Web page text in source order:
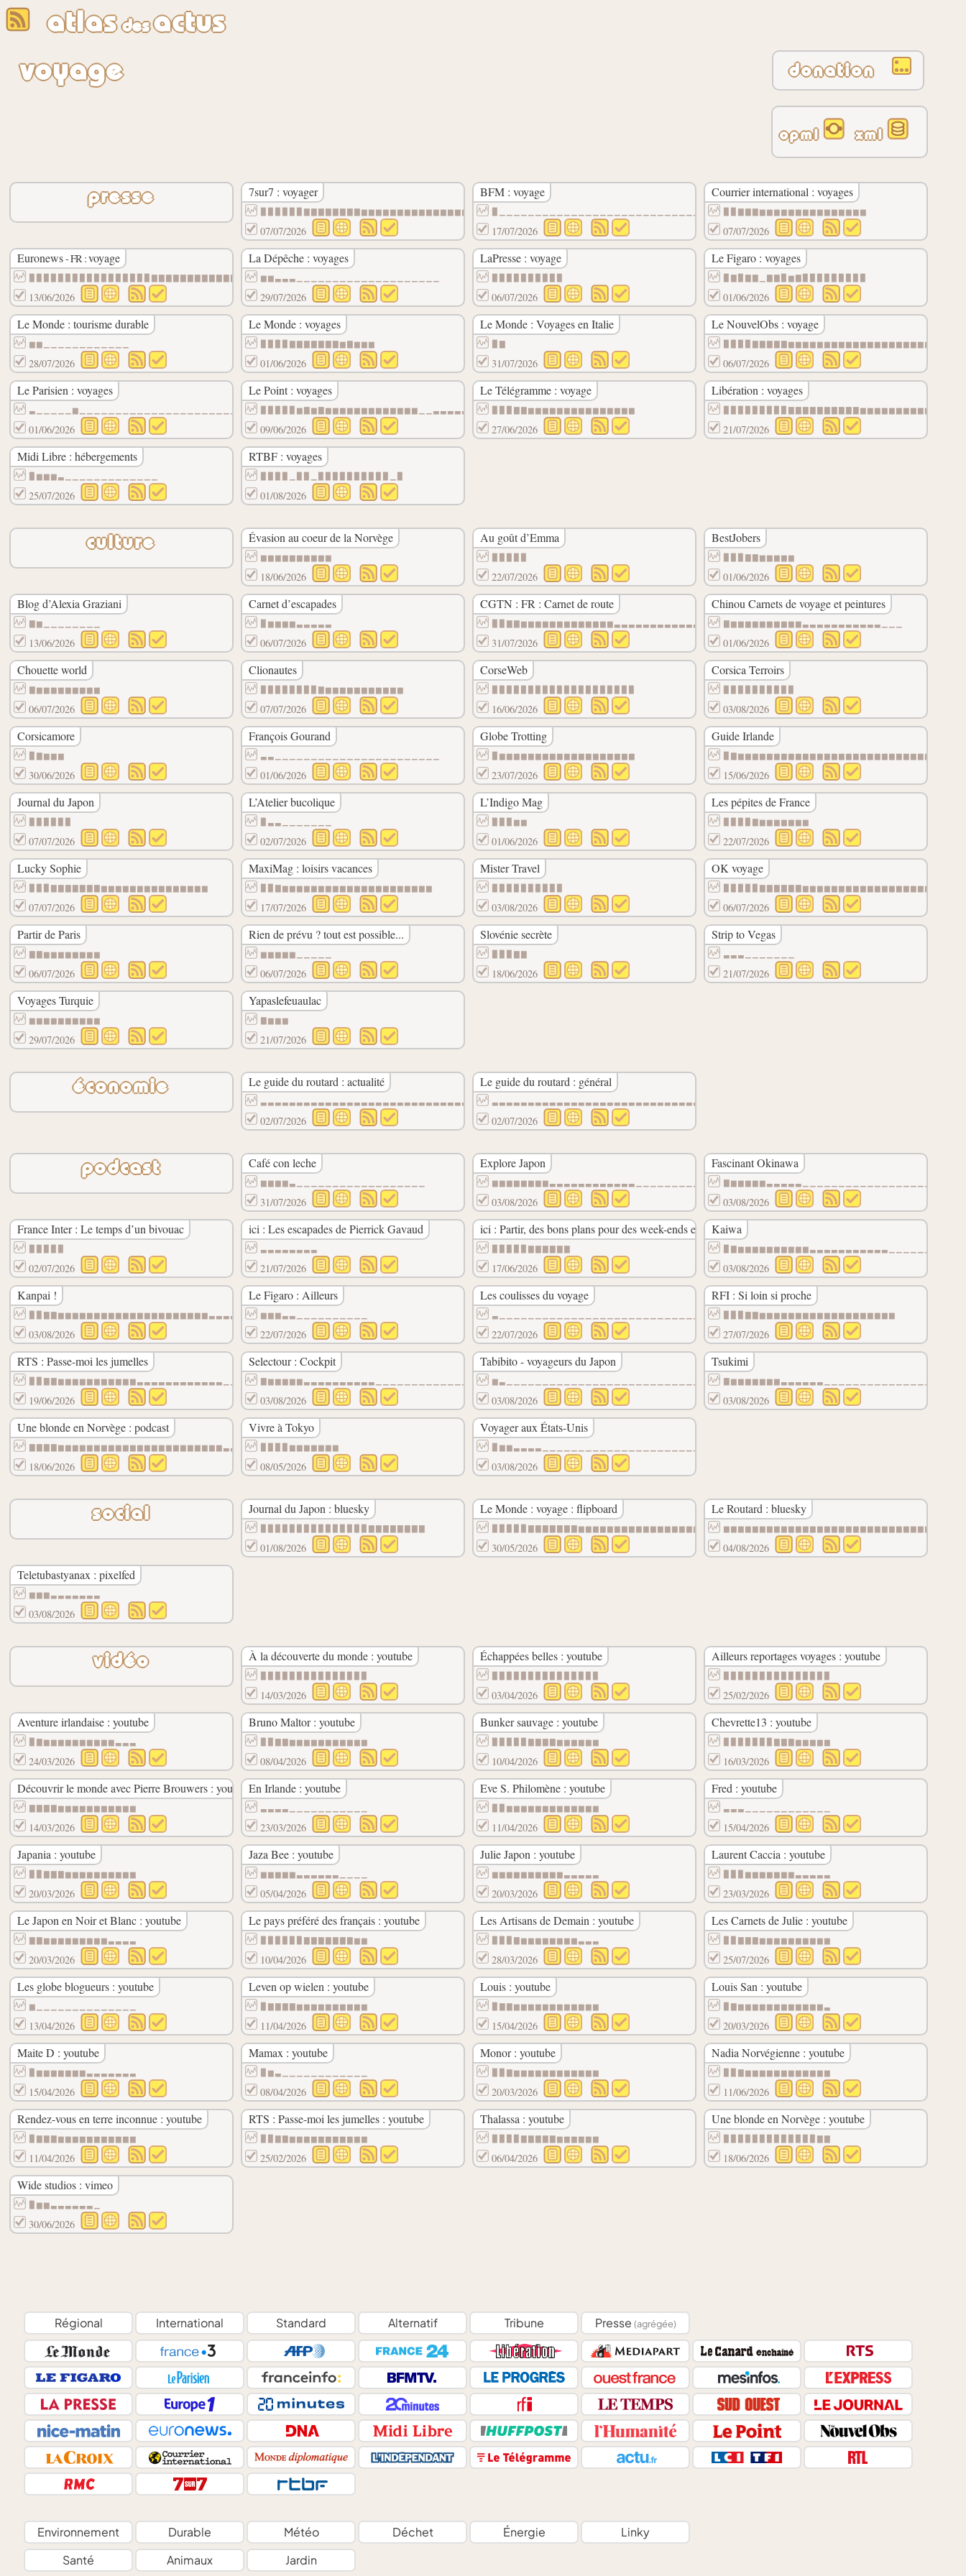
atlasdesactus
voyage
donation
opml xml
presse 7sur7 : voyager
▉▉▉▉▉▉▇▇▇▇▇▇▇▇▆▆▆▆▆▆▆▆▆▆▆▆▆▆▆▆
07/07/2026
BFM : voyage
17/07/2026
Courrier international : voyages
▉▉▇▇▇▆▆▆▆▆▆▆▆▆▆▆▆▆▆▆
07/07/2026
Euronews- FR :voyage
▉▉▉▉▉▉▉▉▉▉▉▉▉▉▉▉▉▇▇▇▇▇▇▇▇▇▇▇▇▇▇▇▇▇▇▇▇▇▇▇▇▆▆▆▆▆▆▆▆▆
13/06/2026
La Dépêche : voyages
▆▆▃▃▃▁▁▁▁▁▁▁▁▁▁▁▁▁▁▁▁▁▁▁▁
29/07/2026
LaPresse : voyage
06/07/2026
Le Figaro : voyages
▉▇▉▇▇▁▇▇▉▆▇▉▉▉▉▉▉▉▉▉
01/06/2026
Le Monde : tourisme durable
▆▆▁▁▁▁▁▁▁▁▁▁▁▁
28/07/2026
Le Monde : voyages
▉▉▉▉▇▇▇▇▇▇▇▆▇▆▆▆
01/06/2026
Le Monde : Voyages en Italie
▉▇
31/07/2026
Le NouvelObs : voyage
06/07/2026
Le Parisien : voyages
▃▁▁▁▁▁▆▁▁▁▁▁▁▁▁▁▁▁▁▁▁▁▁▁▁▁▁▁▁▁
01/06/2026
Le Point : voyages
▉▉▉▉▉▆▇▆▇▆▆▆▆▆▆▆▆▆▆▆▆▆▁▁▃▃▃▃▃▁▆▆▆▆▆▆▆▆▆▆▃▃▃▃▃▃▃▃▃▃▃▃▃▃▃▃▃▃▃▃▃▃▃▃▃▃▃▁▁▁▁▁▁▁▁▁▁▁▁▁▁▁▁▁▁▁▁▁▁▁▁▁▁▁▁▁▁▁
09/06/2026
Le Télégramme : voyage
▉▉▉▇▇▆▆▆▆▆▆▆▆▆▆▆▆▆▆▆
27/06/2026
Libération : voyages
21/07/2026
Midi Libre : hébergements
▉▆▆▆▃▁▁▁▁▁▁▁▁▁▁▁▁▁
25/07/2026
RTBF : voyages
01/08/2026
culture Évasion au coeur de la Norvège
▆▆▆▆▆▆▆▆▆▆
18/06/2026
Au goût d’Emma
22/07/2026
BestJobers
▉▉▉▇▇▆▆▆▆▆
01/06/2026
Blog d’Alexia Graziani
▇▆▁▁▁▁▁▁▁▁
13/06/2026
Carnet d’escapades
▉▆▆▆▆▃▃▃▃▃
06/07/2026
CGTN : FR : Carnet de route
31/07/2026
Chinou Carnets de voyage et peintures
▇▆▆▆▆▆▆▆▆▆▆▃▃▃▃▃▃▃▃▃▃▃▁▁▁
01/06/2026
Chouette world
▇▆▆▆▆▆▆▆▆▆
06/07/2026
Clionautes
▉▉▉▉▉▉▉▉▇▆▆▆▆▆▆▆▆▆▆▆
07/07/2026
CorseWeb
16/06/2026
Corsica Terroirs
03/08/2026
Corsicamore
▉▇▆▆▆
30/06/2026
François Gourand
▃▃▁▁▁▁▁▁▁▁▁▁▁▁▁▁▁▁▁▁▁▁▁▁▁
01/06/2026
Globe Trotting
▉▆▆▆▆▆▆▆▆▆▆▆▆▆▆▆▆▆▆▆
23/07/2026
Guide Irlande
▉▇▆▆▆▆▆▆▆▆▆▆▆▆▆▆▆▆▆▆▆▆▆▆▆▆▆▆▆▆
15/06/2026
Journal du Japon
07/07/2026
L’Atelier bucolique
▉▃▃▁▁▁▁▁▁▁
02/07/2026
L’Indigo Mag
▉▉▉▆▆
01/06/2026
Les pépites de France
▉▉▉▉▇▆▆▆▆▆▆▆
22/07/2026
Lucky Sophie
▉▉▉▇▇▇▇▇▇▇▆▆▆▆▆▆▆▆▆▆▆▆▆▆▆
07/07/2026
MaxiMag : loisirs vacances
▉▉▇▆▆▆▆▆▆▆▆▆▆▆▆▆▆▆▆▆▆▆▆▆
17/07/2026
Mister Travel
03/08/2026
OK voyage
▉▉▉▉▉▇▇▇▇▇▇▆▆▆▆▆▆▆▆▆▆▆▆▆▆▆▆▆▆▆
06/07/2026
Partir de Paris
▇▇▆▆▆▆▆▆▆▆
06/07/2026
Rien de prévu ? tout est possible...
▆▆▆▆▆▁▁▁▁▁
06/07/2026
Slovénie secrète
▉▉▉▇▇
18/06/2026
Strip to Vegas
▃▃▃▁▁▁▁▁▁▁
21/07/2026
Voyages Turquie
▆▆▆▆▆▆▆▆▆▆
29/07/2026
Yapaslefeuaulac
▇▆▆▆
21/07/2026
économie Le guide du routard : actualité
▃▃▃▃▃▃▃▃▃▃▃▃▃▃▃▃▃▃▃▃▃▃▃▃▃▃▃▃▃▃▃▃▃▃▃▃▃▃▃▃▃▃▃▃▃▃▃▃▃▃
02/07/2026
Le guide du routard : général
02/07/2026
podcast Café con leche
▆▆▆▆▃▁▁▁▁▁▁▁▁▁▁▁▁▁▁▁▁▁▁
31/07/2026
Explore Japon
03/08/2026
Fascinant Okinawa
▇▆▆▆▆▆▃▃▃▃▃▁▁▁▁▁▁▁▁▁▁▁▁▁▁▁▁▁▁▁▁
03/08/2026
France Inter : Le temps d’un bivouac
02/07/2026
ici : Les escapades de Pierrick Gavaud
▃▃▃▃▃▃▃▃
21/07/2026
ici : Partir, des bons plans pour des week-ends en France
▉▉▉▉▉▇▇▇▇▇▇
17/06/2026
Kaiwa
03/08/2026
Kanpai !
▉▉▇▇▆▆▆▆▆▆▆▆▆▆▆▆▆▆▆▆▆▆▆▆▆▃▃▃▃▃▃▃▃▃▃▃▃▃▃▃▃▃▃▃▃▃▃▁▁▁▁▁▁▁▁▁▁▁▁▁▁▁▁▁▁▁▁▁▁▁▁▁▁▁▁▁▁▁▁▁▁▁▁▁▁▁▁▁▁▁▁▁▁▁▁▁▁▁▁▁▁
03/08/2026
Le Figaro : Ailleurs
▆▆▆▃▃▁▁▁▁▁▁▁▁▁▁
22/07/2026
Les coulisses du voyage
22/07/2026
RFI : Si loin si proche
▉▉▉▇▇▆▆▆▆▆▆▆▆▆▆▆▆▆▆▆▆▆▆▆
27/07/2026
RTS : Passe-moi les jumelles
▉▉▇▇▆▆▆▆▆▆▆▆▆▆▆▃▃▃▃▃▃▃▃▃▃▃▃▁▁▁▁▁▁▁▁▁▁▁▁▁▁▁▁▁▁▁▁▁▁▁▁▁▁▁▁▁▁▁▁▁▁▁▁▁▁▁▁▁▁▁
19/06/2026
Selectour : Cockpit
▇▆▆▆▆▆▃▃▃▃▃▃▃▃▃▃▁▁▁▁▁▁▁▁▁▁▁▁▁▁▁▁▁▁▁▁▁▁▁▁▁▁▁▁▁▁▁▁▁▁▁▁▁▁▁▁▁▁▁▁▁▁▁▁▁▁▁▁▁▁▁
03/08/2026
Tabibito - voyageurs du Japon
▆▃▁▁▁▁▁▁▁▁▁▁▁▁▁▁▁▁▁▁▁▁▁▁▁▁▁▁▁▁▁▁▁▁▁▁▁▁▁▁▁▁▁▁▁▁▁▁▁▁
03/08/2026
Tsukimi
03/08/2026
Une blonde en Norvège : podcast
▇▇▇▇▆▆▆▆▆▆▆▆▆▆▆▆▆▆▆▆▆▆▆▆▆▆▆▃▃▃▃▃▃▃▃▃▃▃▃▃▃▃▃▃▃▃▃▃▃▃▃▃▃▃▃▃▃▃▃▃▃▃▃▃▃▁▁▁▁▁▁▁▁▁▁▁▁▁▁▁▁▁▁▁▁▁▁▁▁▁▁▁▁▁▁▁▁▁▁▁▁
18/06/2026
Vivre à Tokyo
▉▉▉▉▆▆▆▆▆▆▆
08/05/2026
Voyager aux États-Unis
▉▆▆▃▃▃▃▁▁▁▁▁▁▁▁▁▁▁▁▁▁▁▁▁▁▁▁▁▁▁▁▁▁▁▁▁▁▁▁▁▁
03/08/2026
social Journal du Japon : bluesky
▉▉▉▉▉▉▉▉▉▉▉▉▉▉▉▇▇▇▇▇▇▇▇
01/08/2026
Le Monde : voyage : flipboard
▉▉▉▉▉▇▇▇▇▇▇▇▆▆▆▆▆▆▆▆▆▆▆▆▆▆▆▆▆
30/05/2026
Le Routard : bluesky
▆▆▆▆▆▆▆▆▆▆▆▆▆▆▆▆▆▆▆▆▆▆▆▆▆▆▆▆▆▆
04/08/2026
Teletubastyanax : pixelfed
▆▆▆▃▃▃▃▃▃▃
03/08/2026
vidéo À la découverte du monde : youtube
14/03/2026
Échappées belles : youtube
03/04/2026
Ailleurs reportages voyages : youtube
25/02/2026
Aventure irlandaise : youtube
▉▇▆▆▆▆▆▆▆▆▆▆▃▃▃
24/03/2026
Bruno Maltor : youtube
▉▉▇▇▆▆▆▆▆▆▆▆▆▆▆
08/04/2026
Bunker sauvage : youtube
▉▉▉▉▉▇▇▇▇▆▆▆▆▆▆
10/04/2026
Chevrette13 : youtube
▉▉▉▉▉▉▉▇▇▇▆▆▆▆▆
16/03/2026
Découvrir le monde avec Pierre Brouwers : youtube
▇▇▇▇▆▆▆▆▆▆▆▆▆▆▆
14/03/2026
En Irlande : youtube
▃▃▃▃▁▁▁▁▁▁▁▁▁▁▁
23/03/2026
Eve S. Philomène : youtube
▉▉▆▆▆▆▆▆▆▆▆▆▆▆▆
11/04/2026
Fred : youtube
▃▃▃▁▁▁▁▁▁▁▁▁▁▁▁
15/04/2026
Japania : youtube
▉▉▇▇▇▆▆▆▆▆▆▆▆▆▆
20/03/2026
Jaza Bee : youtube
▆▆▆▆▆▃▃▃▃▃▃▁▁▁▁
05/04/2026
Julie Japon : youtube
▆▆▆▆▆▆▆▆▆▆▃▃▃▃▃
20/03/2026
Laurent Caccia : youtube
▉▉▉▆▆▆▆▆▆▆▃▃▃▃▃
23/03/2026
Le Japon en Noir et Blanc : youtube
▇▇▆▆▆▆▆▆▆▆▆▃▃▃▃
20/03/2026
Le pays préféré des français : youtube
▉▉▉▉▉▉▇▇▇▇▇▇▇▆▆
10/04/2026
Les Artisans de Demain : youtube
▉▉▉▇▆▆▆▆▆▆▆▆▃▃▃
28/03/2026
Les Carnets de Julie : youtube
▉▉▇▇▇▆▆▆▆▆▆▆▆▆▆
25/07/2026
Les globe blogueurs : youtube
▆▁▁▁▁▁▁▁▁▁▁▁▁▁▁
13/04/2026
Leven op wielen : youtube
▉▇▇▇▇▆▆▆▆▆▆▆▆▆▆
11/04/2026
Louis : youtube
▉▇▇▆▆▆▆▆▆▆▆▆▆▆▆
15/04/2026
Louis San : youtube
▉▇▆▆▆▆▆▆▆▆▆▆▆▆▃
20/03/2026
Maite D : youtube
▉▆▆▆▆▆▆▆▃▃▃▃▃▃▃
15/04/2026
Mamax : youtube
▉▆▃▁▁▁▁▁▁▁▁▁▁▁▁
08/04/2026
Monor : youtube
▉▉▇▆▆▆▆▆▆▆▆▆▆▆▆
20/03/2026
Nadia Norvégienne : youtube
▉▉▇▆▆▆▆▆▆▆▆▆▆▆▆
11/06/2026
Rendez-vous en terre inconnue : youtube
▉▇▇▇▆▆▆▆▆▆▆▆▆▆▆
11/04/2026
RTS : Passe-moi les jumelles : youtube
▉▉▇▇▆▆▆▆▆▆▆▆▆▆▆
25/02/2026
Thalassa : youtube
▉▉▉▉▇▇▇▇▇▆▆▆▆▆▆
06/04/2026
Une blonde en Norvège : youtube
▉▉▉▉▉▉▉▉▉▉▉▉▉▇▇
18/06/2026
Wide studios : vimeo
▉▆▆▃▃▃▃▃▃▁
30/06/2026
Régional International Standard Alternatif Tribune Presse (agrégée)
Environnement Durable Météo Déchet Énergie
Linky
Santé
Animaux Jardin